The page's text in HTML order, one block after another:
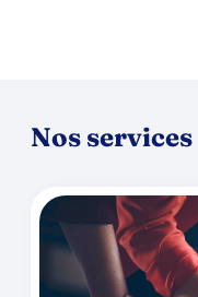
Nos services